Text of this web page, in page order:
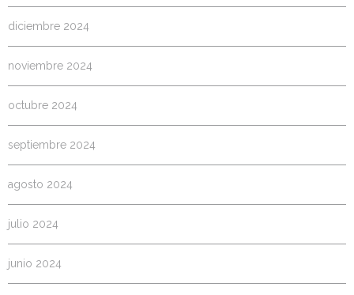
diciembre 2024
noviembre 2024
octubre 2024
septiembre 2024
agosto 2024
julio 2024
junio 2024